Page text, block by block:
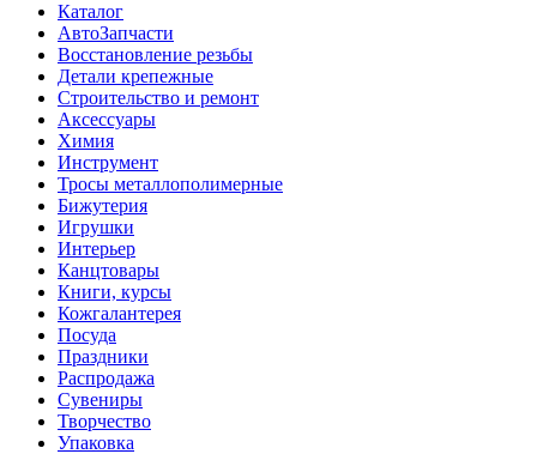
Каталог
АвтоЗапчасти
Восстановление резьбы
Детали крепежные
Строительство и ремонт
Аксессуары
Химия
Инструмент
Тросы металлополимерные
Бижутерия
Игрушки
Интерьер
Канцтовары
Книги, курсы
Кожгалантерея
Посуда
Праздники
Распродажа
Сувениры
Творчество
Упаковка